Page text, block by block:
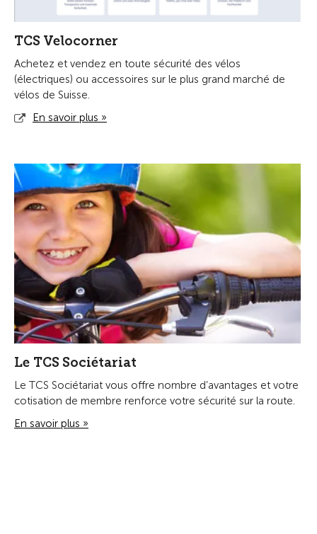
TCS Velocorner
Achetez et vendez en toute sécurité des vélos
(électriques) ou accessoires sur le plus grand marché de
vélos de Suisse.
En savoir plus »
Le TCS Sociétariat
Le TCS Sociétariat vous offre nombre d’avantages et votre
cotisation de membre renforce votre sécurité sur la route.
En savoir plus »